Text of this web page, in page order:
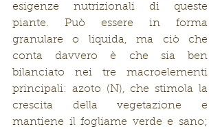
esigenze nutrizionali di queste
piante. Può essere in forma
granulare o liquida, ma ciò che
conta davvero è che sia ben
bilanciato nei tre macroelementi
principali: azoto (N), che stimola la
crescita della vegetazione e
mantiene il fogliame verde e sano;